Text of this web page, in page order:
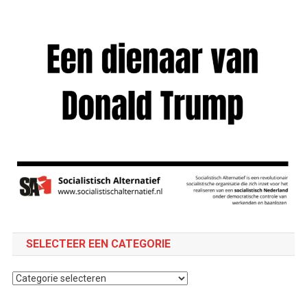
SELECTEER EEN CATEGORIE
Selecteer